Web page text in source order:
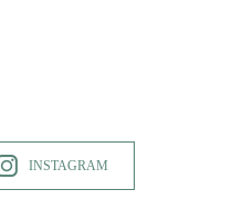
INSTAGRAM